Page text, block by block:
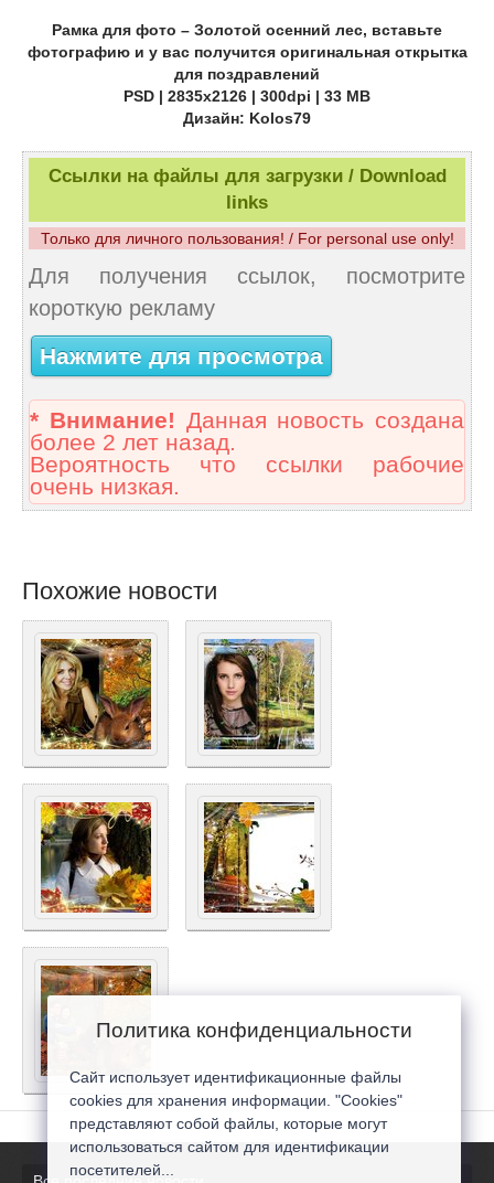
Рамка для фото – Золотой осенний лес, вставьте
фотографию и у вас получится оригинальная открытка
для поздравлений
PSD | 2835х2126 | 300dpi | 33 МB
Дизайн: Kolos79
Ссылки на файлы для загрузки / Download
links
Только для личного пользования! / For personal use only!
Для получения ссылок, посмотрите
короткую рекламу
Нажмите для просмотра
* Внимание! Данная новость создана
более 2 лет назад.
Вероятность что ссылки рабочие
очень низкая.
Похожие новости
Политика конфиденциальности
Сайт использует идентификационные файлы
cookies для хранения информации. "Cookies"
представляют собой файлы, которые могут
использоваться сайтом для идентификации
посетителей...